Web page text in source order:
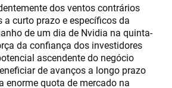
dos ventos contrários
a curto prazo e específicos da
de um dia de Nvidia na quinta-
da confiança dos investidores
ascendente do negócio
de avanços a longo prazo
enorme quota de mercado na